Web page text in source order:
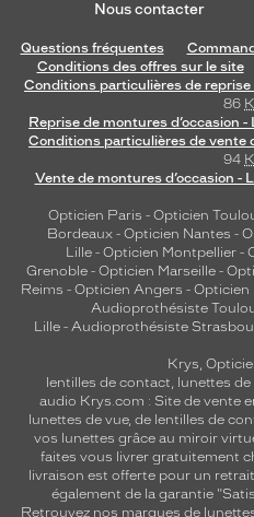
Nous contacter
Questions fréquentes
Conditions des offres sur le site
Conditions particulières de reprise
86
Reprise de montures d’occasion
Conditions particulières de vente
94
Vente de montures d’occasion -
Opticien Paris - Opticien
Bordeaux- Opticien Nantes -
Lille - Opticien Montpellier -
Grenoble - Opticien Marseille -
Reims - Opticien Angers - Opticien
Audioprothésiste
Lille- Audioprothésiste
Krys,
lentilles de contact, lunettes de
audio Krys.com : Site de vente
lunettes de vue, de lentilles de
vos lunettes grâce au miroir
faites vous livrer gratuitement
livraison est offerte pour un
également de la garantie
Retrouvez nos marques de